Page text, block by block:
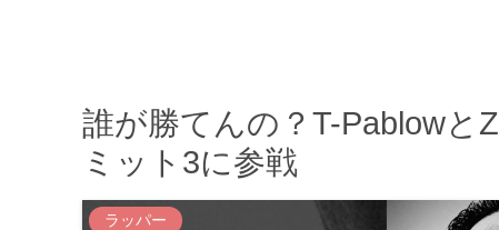
誰が勝てんの？T-Pablowと
ミット3に参戦
ラッパー